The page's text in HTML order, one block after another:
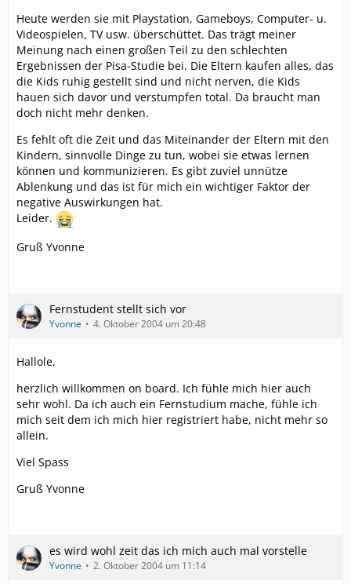
Heute werden sie mit Playstation, Gameboys, Computer- u.
Videospielen, TV usw. überschüttet. Das trägt meiner
Meinung nach einen großen Teil zu den schlechten
Ergebnissen der Pisa-Studie bei. Die Eltern kaufen alles, das
die Kids ruhig gestellt sind und nicht nerven, die Kids
hauen sich davor und verstumpfen total. Da braucht man
doch nicht mehr denken.
Es fehlt oft die Zeit und das Miteinander der Eltern mit den
Kindern, sinnvolle Dinge zu tun, wobei sie etwas lernen
können und kommunizieren. Es gibt zuviel unnütze
Ablenkung und das ist für mich ein wichtiger Faktor der
negative Auswirkungen hat.
Leider.
Gruß Yvonne
Fernstudent stellt sich vor
Yvonne 4. Oktober 2004 um 20:48
Hallole,
herzlich willkommen on board. Ich fühle mich hier auch
sehr wohl. Da ich auch ein Fernstudium mache, fühle ich
mich seit dem ich mich hier registriert habe, nicht mehr so
allein.
Viel Spass
Gruß Yvonne
es wird wohl zeit das ich mich auch mal vorstelle
Yvonne 2. Oktober 2004 um 11:14